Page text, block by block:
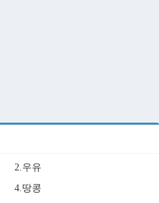
2.우유
4.땅콩